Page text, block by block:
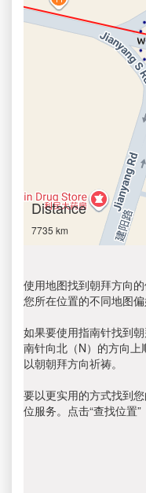
Distance
7735 km
使用地图找到朝拜方向
您所在位置的不同地图偏
如果要使用指南针找到
南针向北（N）的方向
以朝朝拜方向祈祷。
要以更实用的方式找到
位服务。点击“查找位置”